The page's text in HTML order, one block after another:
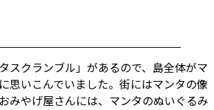
スクランブル」があるので、島全体がマ
思いこんでいました。街にはマンタの像
みやげ屋さんには、マンタのぬいぐるみ